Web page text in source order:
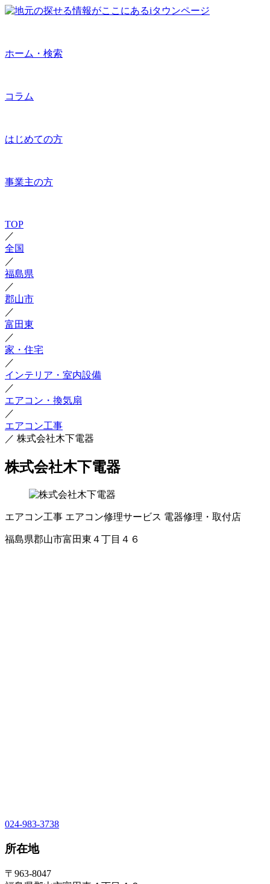
ホーム・検索
コラム
はじめての方
事業主の方
TOP
／
全国
／
福島県
／
郡山市
／
富田東
／
家・住宅
／
インテリア・室内設備
／
エアコン・換気扇
／
エアコン工事
／ 株式会社木下電器
株式会社木下電器
エアコン工事 エアコン修理サービス 電器修理・取付店
福島県郡山市富田東４丁目４６
024-983-3738
所在地
〒963-8047